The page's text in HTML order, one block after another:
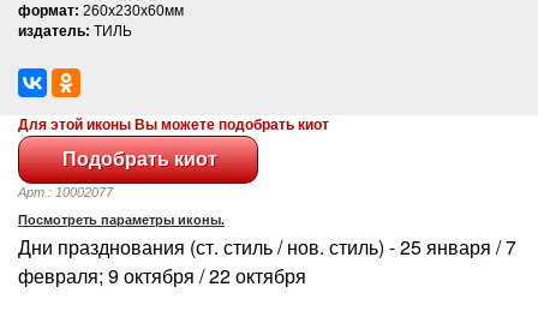
формат: 260x230x60мм
издатель: ТИЛЬ
Для этой иконы Вы можете подобрать киот
Арт.: 10002077
Посмотреть параметры иконы.
Дни празднования (ст. стиль / нов. стиль) - 25 января / 7
февраля; 9 октября / 22 октября